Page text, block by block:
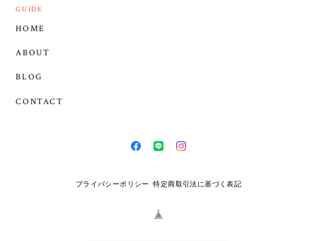
GUIDE
HOME
ABOUT
BLOG
CONTACT
プライバシーポリシー 特定商取引法に基づく表記